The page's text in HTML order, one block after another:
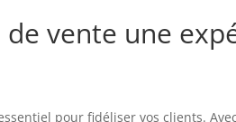
vente une
pour fidéliser vos clients.